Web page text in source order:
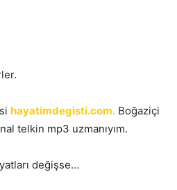
hayatimdegisti.com. Boğaziçi
telkin mp3 uzmanıyım.
değişse…